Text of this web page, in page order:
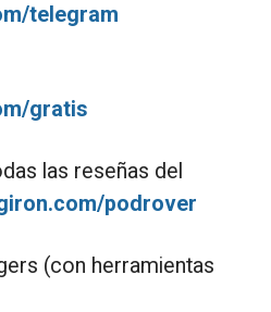
telegram
gratis
las reseñas del
podrover
(con herramientas